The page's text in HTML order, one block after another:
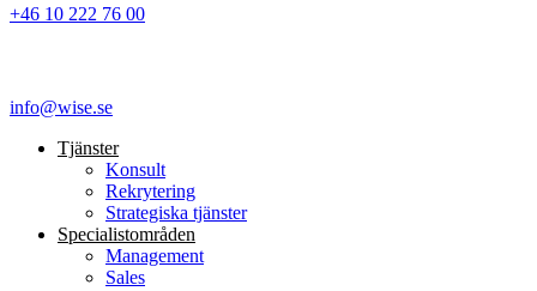
+46 10 222 76 00
info@wise.se
Tjänster
Konsult
Rekrytering
Strategiska tjänster
Specialist­områden
Management
Sales